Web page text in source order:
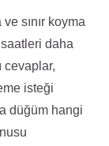
sınır koyma
daha
cevaplar,
isteği
düğüm hangi